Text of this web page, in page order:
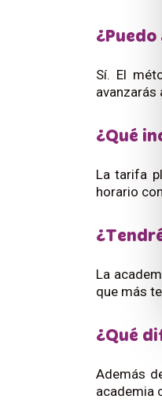
Sí. El
avanzarás
¿Qué
La tarifa
horario
La
que más
¿Qué
Además
academia